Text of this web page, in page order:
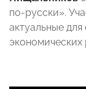
по-русски».
актуальные
экономических